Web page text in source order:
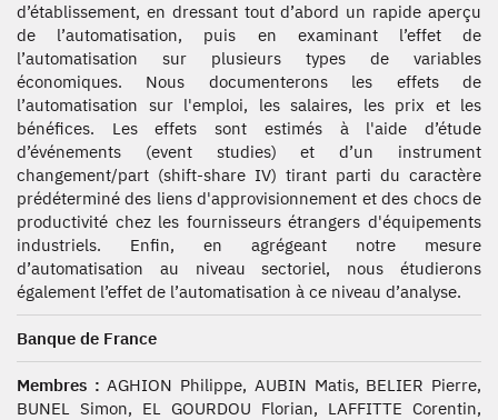
d’établissement, en dressant tout d’abord un rapide aperçu
de l’automatisation, puis en examinant l’effet de
l’automatisation sur plusieurs types de variables
économiques. Nous documenterons les effets de
l’automatisation sur l'emploi, les salaires, les prix et les
bénéfices. Les effets sont estimés à l'aide d’étude
d’événements (event studies) et d’un instrument
changement/part (shift-share IV) tirant parti du caractère
prédéterminé des liens d'approvisionnement et des chocs de
productivité chez les fournisseurs étrangers d'équipements
industriels. Enfin, en agrégeant notre mesure
d’automatisation au niveau sectoriel, nous étudierons
également l’effet de l’automatisation à ce niveau d’analyse.
Banque de France
Membres : AGHION Philippe, AUBIN Matis, BELIER Pierre,
BUNEL Simon, EL GOURDOU Florian, LAFFITTE Corentin,